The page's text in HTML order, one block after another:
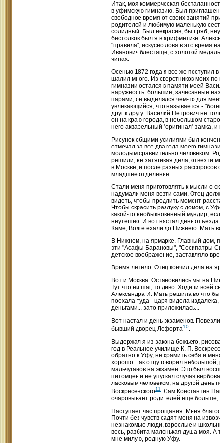
Итак, моя коммерческая
в уфимскую гимназию. Был приглашен
свободное время от своих занятий
родителей и любимую маленькую
солидный. Был некрасив, был ряб,
бестолков был я в арифметике.
"правила", искусно ловя в это время
Иванович блестяще, с золотой
чинах.
Осенью 1872 года я все же поступил
шалил много. Из сверстников моих
гимназии остался в памяти моей
наружность: большие, зачесанные
парами, он выделялся чем-то для
увлекающийся, что называется -
друг к другу: Василий Петрович не
он на краю города, в небольшом
него акварельный "оригинал" замка,
Рисунок общими усилиями был
отмечал за все два года моего
молодым сравнительно человеком.
решили, не затягивая дела, отвезти
в Москве, и после разных расспросов
младшее отделение.
Стали меня приготовлять к мысли о
надумали меня везти сами. Отец
видеть, чтобы продлить момент
Чтобы скрасить разлуку с домом, с
какой-то необыкновенный мундир,
неутешно. И вот настал день
Каме, Волге ехали до Нижнего. Мать
В Нижнем, на ярмарке. Главный дом,
эти "Асафы Барановы", "Сосипатры
детское воображение, заставляло
Время летело. Отец кончил дела на
Вот и Москва. Остановились мы на
Тут что ни шаг, то диво. Ходили всей
Александра И. Мать решила во что бы
поехала туда - царя видела
деньгами... зато приложилась...
Вот настал и день экзаменов.
бывший дворец Лефорта10.
Выдержал я из закона божьего,
год в Реальное училище К. П.
обратно в Уфу, не срамить себя и
хорошо. Так отцу говорил небольшой,
мальчуганов на экзамен. Это был
питомцев и не упускал случая
ласковым человеком, на другой день
Воскресенского11 . Сам Константин
очаровывает родителей еще больше,
Наступает час прощания. Меня
Почти без чувств садят меня на
незнакомые люди, взрослые и
весь, разбита маленькая душа моя.
мне милую, родную Уфу.